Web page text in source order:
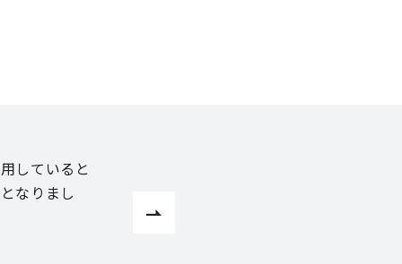
していると
なりまし